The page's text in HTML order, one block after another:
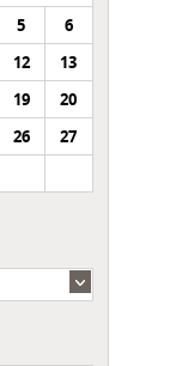
5
6
12
13
19
20
26
27